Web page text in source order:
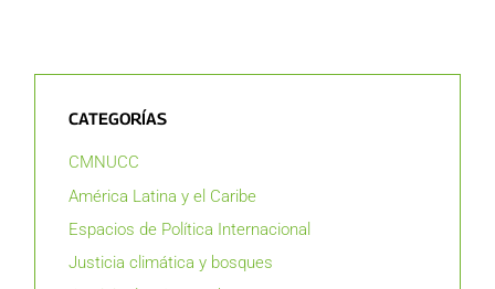
CATEGORÍAS
CMNUCC
América Latina y el Caribe
Espacios de Política Internacional
Justicia climática y bosques